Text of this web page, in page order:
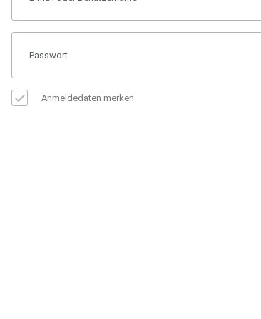
Anmeldedaten merken